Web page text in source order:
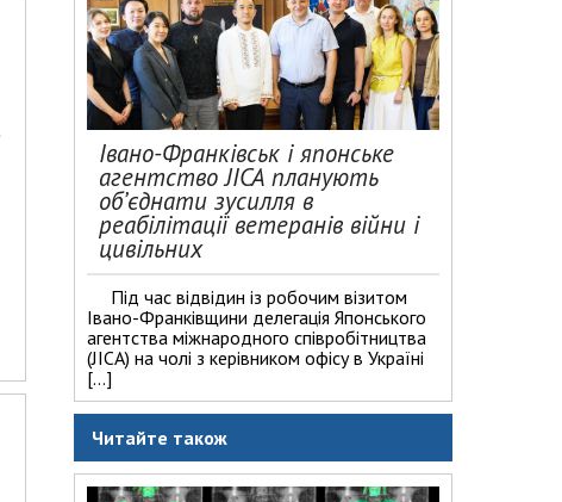
Івано-Франківськ і японське
агентство JICA планують
об’єднати зусилля в
реабілітації ветеранів війни і
цивільних
Під час відвідин із робочим візитом
Івано-Франківщини делегація Японського
агентства міжнародного співробітництва
(JICA) на чолі з керівником офісу в Україні
[…]
Читайте також